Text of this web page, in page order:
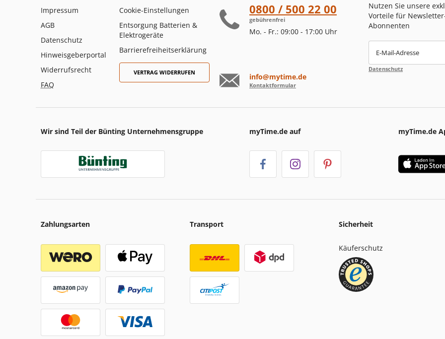
Impressum
AGB
Datenschutz
Hinweisgeberportal
Widerrufsrecht
FAQ
Cookie-Einstellungen
Entsorgung Batterien &
Elektrogeräte
Barrierefreiheitserklärung
VERTRAG WIDERRUFEN
0800 / 500 22 00
gebührenfrei
Mo. - Fr.: 09:00 - 17:00 Uhr
info@mytime.de
Kontaktformular
Nutzen Sie unsere
Vorteile für
Abonnenten
E-Mail-Adresse
Datenschutz
Wir sind Teil der Bünting Unternehmensgruppe myTime.de auf myTime.de
Zahlungsarten Transport Sicherheit
Käuferschutz